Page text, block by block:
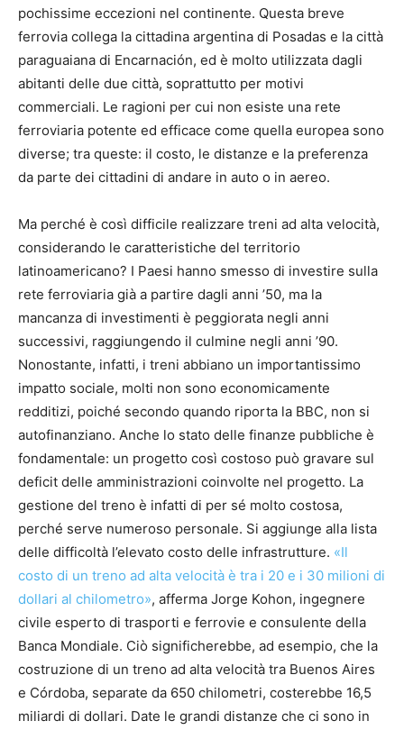
pochissime eccezioni nel continente. Questa breve
ferrovia collega la cittadina argentina di Posadas e la città
paraguaiana di Encarnación, ed è molto utilizzata dagli
abitanti delle due città, soprattutto per motivi
commerciali. Le ragioni per cui non esiste una rete
ferroviaria potente ed efficace come quella europea sono
diverse; tra queste: il costo, le distanze e la preferenza
da parte dei cittadini di andare in auto o in aereo.
Ma perché è così difficile realizzare treni ad alta velocità,
considerando le caratteristiche del territorio
latinoamericano? I Paesi hanno smesso di investire sulla
rete ferroviaria già a partire dagli anni ’50, ma la
mancanza di investimenti è peggiorata negli anni
successivi, raggiungendo il culmine negli anni ’90.
Nonostante, infatti, i treni abbiano un importantissimo
impatto sociale, molti non sono economicamente
redditizi, poiché secondo quando riporta la BBC, non si
autofinanziano. Anche lo stato delle finanze pubbliche è
fondamentale: un progetto così costoso può gravare sul
deficit delle amministrazioni coinvolte nel progetto. La
gestione del treno è infatti di per sé molto costosa,
perché serve numeroso personale. Si aggiunge alla lista
delle difficoltà l’elevato costo delle infrastrutture. «Il
costo di un treno ad alta velocità è tra i 20 e i 30 milioni di
dollari al chilometro», afferma Jorge Kohon, ingegnere
civile esperto di trasporti e ferrovie e consulente della
Banca Mondiale. Ciò significherebbe, ad esempio, che la
costruzione di un treno ad alta velocità tra Buenos Aires
e Córdoba, separate da 650 chilometri, costerebbe 16,5
miliardi di dollari. Date le grandi distanze che ci sono in